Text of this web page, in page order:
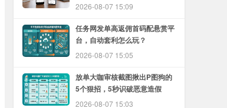
么赚
2026-08-07 15:09
任务网发单高返佣首码配悬赏平
台，自动套利怎么玩？
2026-08-07 15:05
放单大咖审核截图揪出P图狗的
5个狠招，5秒识破恶意造假
2026-08-07 15:03